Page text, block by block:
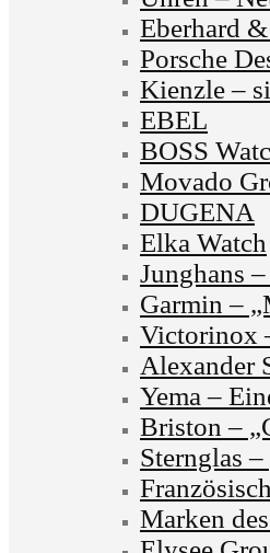
Eberhard
Porsche
Kienzle –
EBEL
BOSS
Movado
DUGENA
Elka Watch
Junghans
Garmin –
Victorinox
Alexander
Yema –
Briston –
Sternglas
Marken